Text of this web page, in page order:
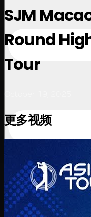
SJM
Round
Tour
更多视频